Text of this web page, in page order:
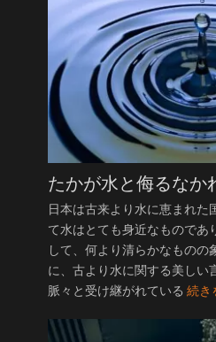
たかが水と侮るなか
日本は古来より水に恵まれた
て水はとても身近なものであ
して、何より清らかなものの
に、古より水に関する美しい
脈々と受け継がれている 続き